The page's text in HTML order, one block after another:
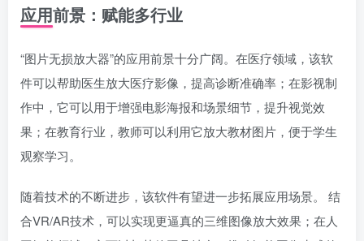
应用前景：赋能多行业
“图片无损放大器”的应用前景十分广阔。在医疗领域，该软
件可以帮助医生放大医疗影像，提高诊断准确率；在影视制
作中，它可以用于增强电影海报和场景细节，提升视觉效
果；在教育行业，教师可以利用它放大教材图片，便于学生
观察学习。
随着技术的不断进步，该软件有望进一步拓展应用场景。 结
合VR/AR技术，可以实现更逼真的三维图像放大效果；在人